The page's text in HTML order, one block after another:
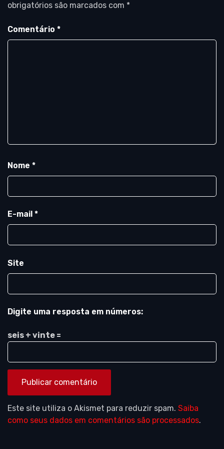
obrigatórios são marcados com *
Comentário *
Nome *
E-mail *
Site
Digite uma resposta em números:
seis + vinte =
Este site utiliza o Akismet para reduzir spam. Saiba
como seus dados em comentários são processados.